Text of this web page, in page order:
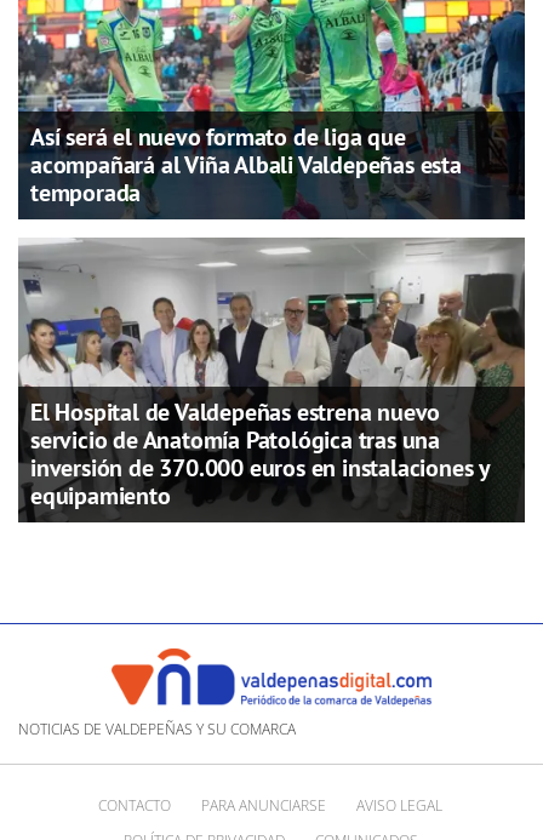
Así será el nuevo formato de liga que
acompañará al Viña Albali Valdepeñas esta
temporada
El Hospital de Valdepeñas estrena nuevo
servicio de Anatomía Patológica tras una
inversión de 370.000 euros en instalaciones y
equipamiento
NOTICIAS DE VALDEPEÑAS Y SU COMARCA
CONTACTO PARA ANUNCIARSE
AVISO LEGAL